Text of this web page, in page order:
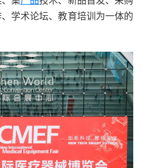
学术论坛、教育培训为一体的